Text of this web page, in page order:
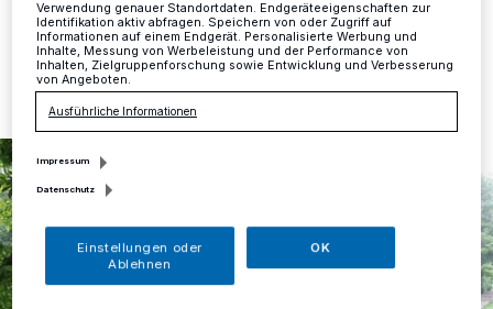
10.09.2018 , 10:52 Uhr Eine Minute Lesezeit
Verwendung genauer Standortdaten. Endgeräteeigenschaften zur
Identifikation aktiv abfragen. Speichern von oder Zugriff auf
Informationen auf einem Endgerät. Personalisierte Werbung und
Inhalte, Messung von Werbeleistung und der Performance von
Inhalten, Zielgruppenforschung sowie Entwicklung und Verbesserung
von Angeboten.
Ausführliche Informationen
Impressum
Datenschutz
Einstellungen oder
Ablehnen
OK